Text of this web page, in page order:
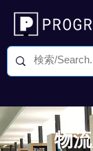
物